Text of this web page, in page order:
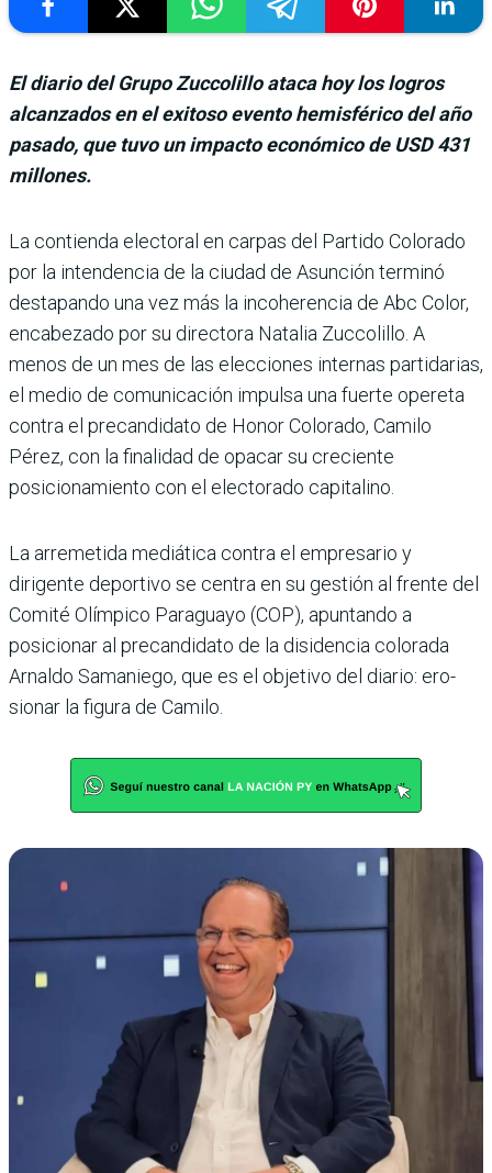
El diario del Grupo Zuccolillo ataca hoy los logros
alcanzados en el exitoso evento hemisférico del año
pasado, que tuvo un impacto económico de USD 431
millones.
La contienda electoral en carpas del Partido Colorado
por la inten­dencia de la ciudad de Asun­ción terminó
destapando una vez más la incoherencia de Abc Color,
encabezado por su directora Natalia Zuccolillo. A
menos de un mes de las elecciones inter­nas partidarias,
el medio de comunicación impulsa una fuerte opereta
contra el precandidato de Honor Colorado, Camilo
Pérez, con la finalidad de opacar su creciente
posiciona­miento con el electorado capitalino.
La arremetida mediática contra el empresario y
dirigente deportivo se cen­tra en su gestión al frente del
Comité Olímpico Para­guayo (COP), apuntando a
posicionar al precandidato de la disidencia colorada
Arnaldo Samaniego, que es el objetivo del diario: ero­
sionar la figura de Camilo.